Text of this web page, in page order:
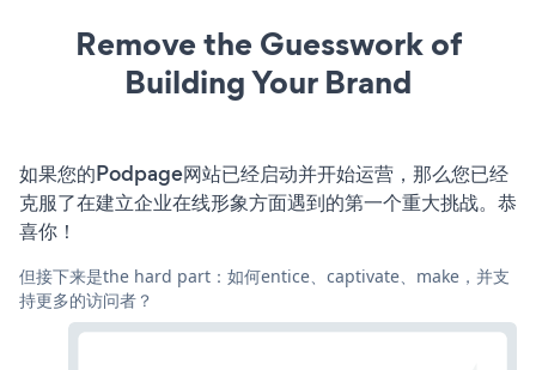
Remove the Guesswork of
Building Your Brand
如果您的Podpage网站已经启动并开始运营，那么您已经
克服了在建立企业在线形象方面遇到的第一个重大挑战。恭
喜你！
但接下来是the hard part：如何entice、captivate、make，并支
持更多的访问者？